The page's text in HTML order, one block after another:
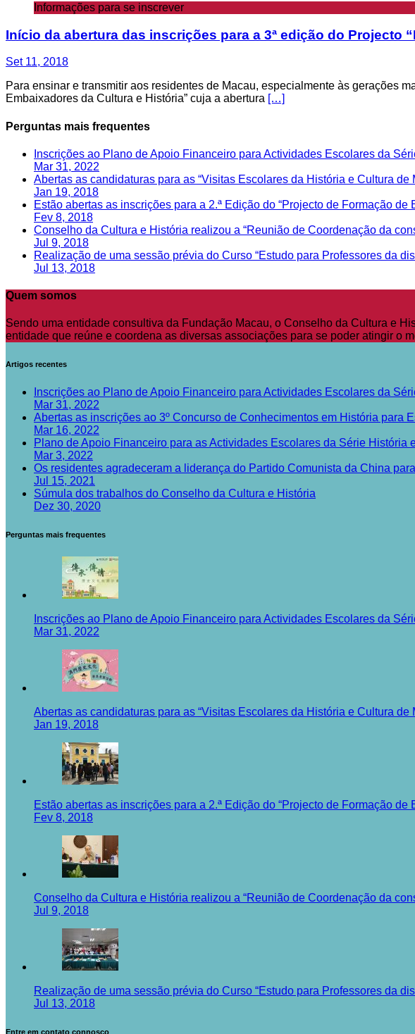
Informações para se inscrever
Início da abertura das inscrições para a 3ª edição do Projecto
Set 11, 2018
Para ensinar e transmitir aos residentes de Macau, especialmente às gerações
Embaixadores da Cultura e História” cuja a abertura […]
Perguntas mais frequentes
Inscrições ao Plano de Apoio Financeiro para Actividades Escolares da
Mar 31, 2022
Abertas as candidaturas para as “Visitas Escolares da História e Cultura de
Jan 19, 2018
Estão abertas as inscrições para a 2.ª Edição do “Projecto de Formação
Fev 8, 2018
Conselho da Cultura e História realizou a “Reunião de Coordenação da
Jul 9, 2018
Realização de uma sessão prévia do Curso “Estudo para Professores da
Jul 13, 2018
Quem somos
Sendo uma entidade consultiva da Fundação Macau, o Conselho da Cultura e
entidade que reúne e coordena as diversas associações para se poder atingir o
Artigos recentes
Inscrições ao Plano de Apoio Financeiro para Actividades Escolares da
Mar 31, 2022
Abertas as inscrições ao 3º Concurso de Conhecimentos em História para
Mar 16, 2022
Plano de Apoio Financeiro para as Actividades Escolares da Série
Mar 3, 2022
Os residentes agradeceram a liderança do Partido Comunista da China
Jul 15, 2021
Súmula dos trabalhos do Conselho da Cultura e História
Dez 30, 2020
Perguntas mais frequentes
Inscrições ao Plano de Apoio Financeiro para Actividades Escolares da
Mar 31, 2022
Abertas as candidaturas para as “Visitas Escolares da História e Cultura de
Jan 19, 2018
Estão abertas as inscrições para a 2.ª Edição do “Projecto de Formação
Fev 8, 2018
Conselho da Cultura e História realizou a “Reunião de Coordenação da
Jul 9, 2018
Realização de uma sessão prévia do Curso “Estudo para Professores da
Jul 13, 2018
Entre em contato connosco